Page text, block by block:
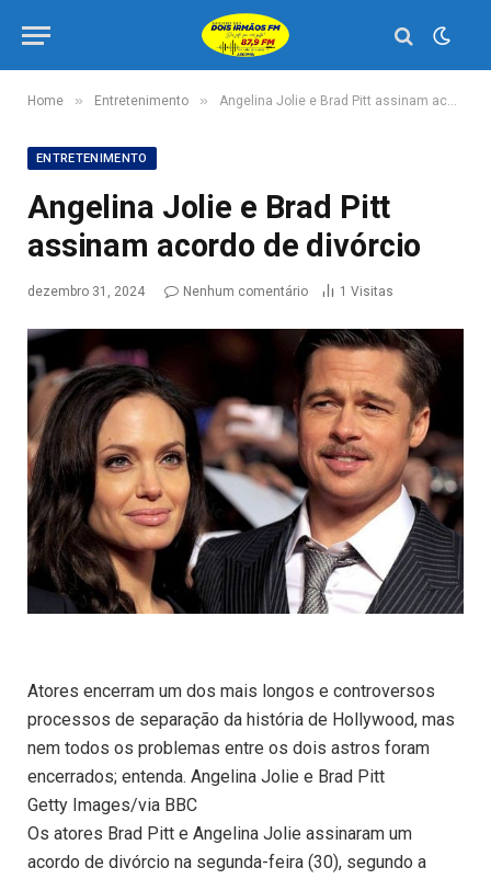
Home » Entretenimento » Angelina Jolie e Brad Pitt assinam acordo de divórcio
ENTRETENIMENTO
Angelina Jolie e Brad Pitt
assinam acordo de divórcio
dezembro 31, 2024 Nenhum comentário 1 Visitas
Atores encerram um dos mais longos e controversos
processos de separação da história de Hollywood, mas
nem todos os problemas entre os dois astros foram
encerrados; entenda. Angelina Jolie e Brad Pitt
Getty Images/via BBC
Os atores Brad Pitt e Angelina Jolie assinaram um
acordo de divórcio na segunda-feira (30), segundo a